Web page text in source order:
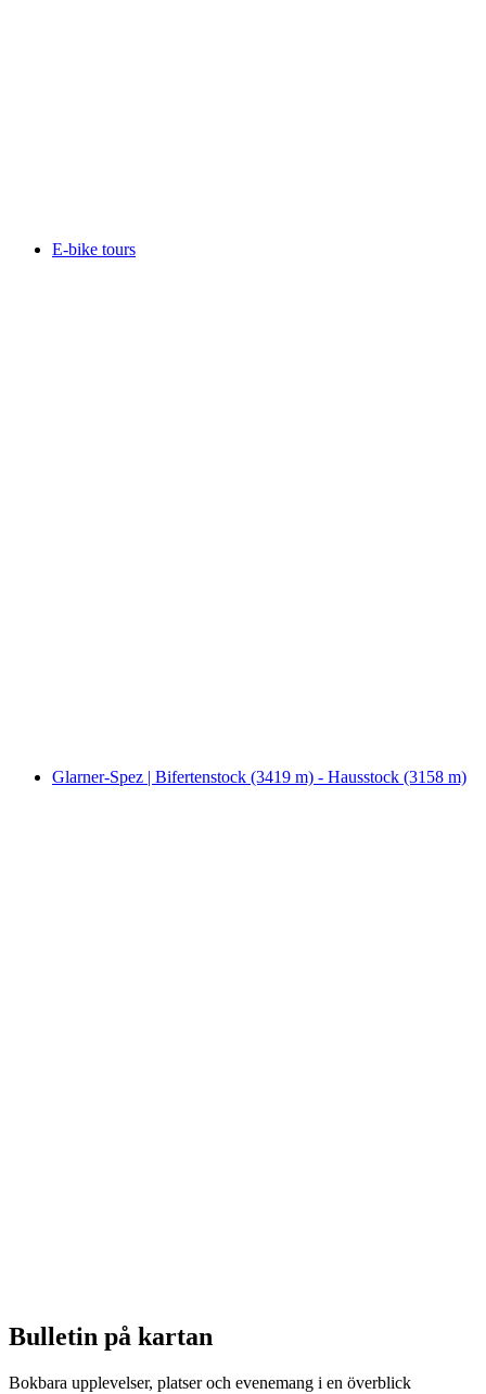
E-bike tours
Glarner-Spez | Bifertenstock (3419 m) - Hausstock (3158 m)
Bulletin på kartan
Bokbara upplevelser, platser och evenemang i en överblick